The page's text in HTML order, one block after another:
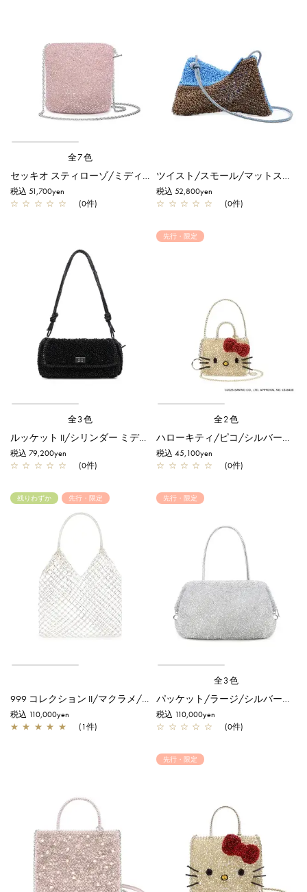
全7色
セッキオ スティローゾ/ミディアム/フラミンゴシルバー
税込 51,700yen
☆ ☆ ☆ ☆ ☆ (0件)
ツイスト/スモール/マットスカイブルー×エナメルファンゴカーキ【一部店舗先行販売商品】
税込 52,800yen
☆ ☆ ☆ ☆ ☆ (0件)
全3色
ルッケット II/シリンダー ミディアム/エナメルブラック
税込 79,200yen
☆ ☆ ☆ ☆ ☆ (0件)
先行・限定
全2色
税込 45,100yen
☆ ☆ ☆ ☆ ☆ (0件)
残りわずか 先行・限定
999 コレクション II/マクラメ/ピュアシルバー【一部店舗先行販売商品】
税込 110,000yen
★ ★ ★ ★ ★ (1件)
先行・限定
全3色
パッケット/ラージ/シルバー【一部店舗先行販売商品】
税込 110,000yen
☆ ☆ ☆ ☆ ☆ (0件)
先行・限定